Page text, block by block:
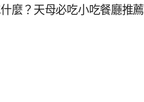
麼？天母必吃小吃餐廳推薦